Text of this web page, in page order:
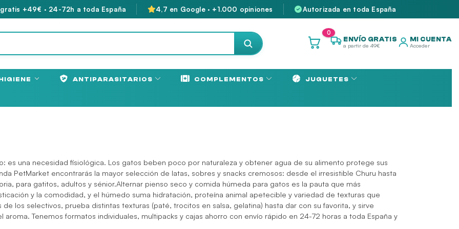
+49€ · 24-72h a toda España 4,7 en Google · +1.000 opiniones Autorizada en toda España
0
ENVÍO GRATIS
a partir de 49€
MI CUENTA
Acceder
ANTIPARASITARIOS COMPLEMENTOS JUGUETES
es una necesidad fisiológica. Los gatos beben poco por naturaleza y obtener agua de su alimento protege sus
PetMarket encontrarás la mayor selección de latas, sobres y snacks cremosos: desde el irresistible Churu hasta
para gatitos, adultos y sénior.Alternar pienso seco y comida húmeda para gatos es la pauta que más
y la comodidad, y el húmedo suma hidratación, proteína animal apetecible y variedad de texturas que
los selectivos, prueba distintas texturas (paté, trocitos en salsa, gelatina) hasta dar con su favorita, y sirve
Tenemos formatos individuales, multipacks y cajas ahorro con envío rápido en 24-72 horas a toda España y